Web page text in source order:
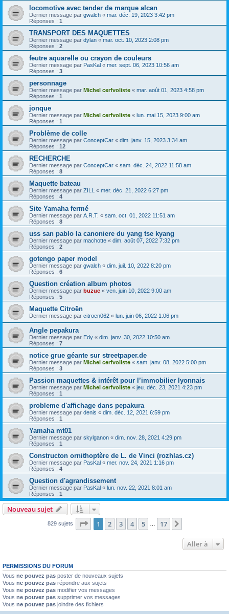
locomotive avec tender de marque alcan
Dernier message par gwalch « mar. déc. 19, 2023 3:42 pm
Réponses : 1
TRANSPORT DES MAQUETTES
Dernier message par dylan « mar. oct. 10, 2023 2:08 pm
Réponses : 2
feutre aquarelle ou crayon de couleurs
Dernier message par PasKal « mer. sept. 06, 2023 10:56 am
Réponses : 3
personnage
Dernier message par Michel cerfvoliste « mar. août 01, 2023 4:58 pm
Réponses : 1
jonque
Dernier message par Michel cerfvoliste « lun. mai 15, 2023 9:00 am
Réponses : 1
Problème de colle
Dernier message par ConceptCar « dim. janv. 15, 2023 3:34 am
Réponses : 12
RECHERCHE
Dernier message par ConceptCar « sam. déc. 24, 2022 11:58 am
Réponses : 8
Maquette bateau
Dernier message par ZILL « mer. déc. 21, 2022 6:27 pm
Réponses : 4
Site Yamaha fermé
Dernier message par A.R.T. « sam. oct. 01, 2022 11:51 am
Réponses : 8
uss san pablo la canoniere du yang tse kyang
Dernier message par machotte « dim. août 07, 2022 7:32 pm
Réponses : 2
gotengo paper model
Dernier message par gwalch « dim. juil. 10, 2022 8:20 pm
Réponses : 6
Question création album photos
Dernier message par buzuc « ven. juin 10, 2022 9:00 am
Réponses : 5
Maquette Citroën
Dernier message par citroen062 « lun. juin 06, 2022 1:06 pm
Angle pepakura
Dernier message par Edy « dim. janv. 30, 2022 10:50 am
Réponses : 7
notice grue géante sur streetpaper.de
Dernier message par Michel cerfvoliste « sam. janv. 08, 2022 5:00 pm
Réponses : 3
Passion maquettes & intérêt pour l’immobilier lyonnais
Dernier message par Michel cerfvoliste « jeu. déc. 23, 2021 4:23 pm
Réponses : 1
probleme d'affichage dans pepakura
Dernier message par denis « dim. déc. 12, 2021 6:59 pm
Réponses : 1
Yamaha mt01
Dernier message par skylganon « dim. nov. 28, 2021 4:29 pm
Réponses : 1
Constructon ornithoptère de L. de Vinci (rozhlas.cz)
Dernier message par PasKal « mer. nov. 24, 2021 1:16 pm
Réponses : 4
Question d'agrandissement
Dernier message par PasKal « lun. nov. 22, 2021 8:01 am
Réponses : 1
Nouveau sujet
829 sujets Page 1sur17
1 2 3 4 5 17
Aller à
PERMISSIONS DU FORUM
Vous ne pouvez pas poster de nouveaux sujets
Vous ne pouvez pas répondre aux sujets
Vous ne pouvez pas modifier vos messages
Vous ne pouvez pas supprimer vos messages
Vous ne pouvez pas joindre des fichiers